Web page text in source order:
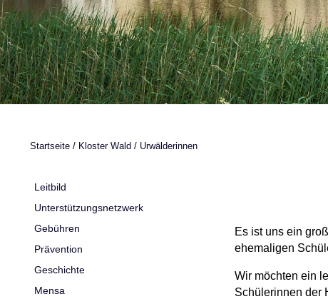
Startseite / Kloster Wald / Urwälderinnen
Leitbild
Unterstützungsnetzwerk
Gebühren
Prävention
Geschichte
Mensa
Es ist uns ein
ehemaligen
Wir möchten ein
Schülerinnen der